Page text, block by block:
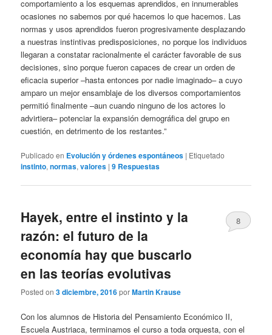
comportamiento a los esquemas aprendidos, en innumerables
ocasiones no sabemos por qué hacemos lo que hacemos. Las
normas y usos aprendidos fueron progresivamente desplazando
a nuestras instintivas predisposiciones, no porque los individuos
llegaran a constatar racionalmente el carácter favorable de sus
decisiones, sino porque fueron capaces de crear un orden de
eficacia superior –hasta entonces por nadie imaginado– a cuyo
amparo un mejor ensamblaje de los diversos comportamientos
permitió finalmente –aun cuando ninguno de los actores lo
advirtiera– potenciar la expansión demográfica del grupo en
cuestión, en detrimento de los restantes.”
Publicado en Evolución y órdenes espontáneos | Etiquetado
instinto,normas,valores |9 Respuestas
Hayek, entre el instinto y la
razón: el futuro de la
economía hay que buscarlo
en las teorías evolutivas
Posted on3 diciembre, 2016porMartin Krause
8
Con los alumnos de Historia del Pensamiento Económico II,
Escuela Austriaca, terminamos el curso a toda orquesta, con el